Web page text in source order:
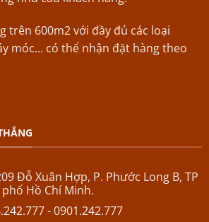
trên 600m2 với đầy đủ các loại
móc... có thể nhận đặt hàng theo
Đỗ Xuân Hợp, P. Phước Long B, TP
Hồ Chí Minh.
- 0901.242.777